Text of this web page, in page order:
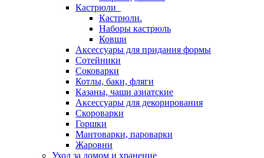
Кастрюли
Кастрюли.
Наборы кастрюль
Ковши
Аксессуары для придания формы
Сотейники
Соковарки
Котлы, баки, фляги
Казаны, чаши азиатские
Аксессуары для декорирования
Скороварки
Горшки
Мантоварки, пароварки
Жаровни
Уход за домом и хранение